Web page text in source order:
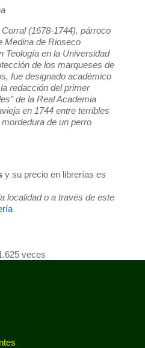
(1678-1744), párroco
Medina de Rioseco
Teología en la Universidad
de los marqueses de
fue designado académico
redacción del primer
de la Real Academia
en 1744 entre terribles
de un perro
y su precio en librerías es
localidad o a través de este
veces